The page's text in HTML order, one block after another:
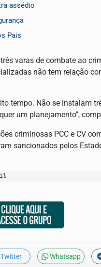
assédio
Pais
varas de combate ao
não tem relação
tempo. Não se instalam
um planejamento",
criminosas PCC e CV
sancionados pelos
Twitter Whatsapp